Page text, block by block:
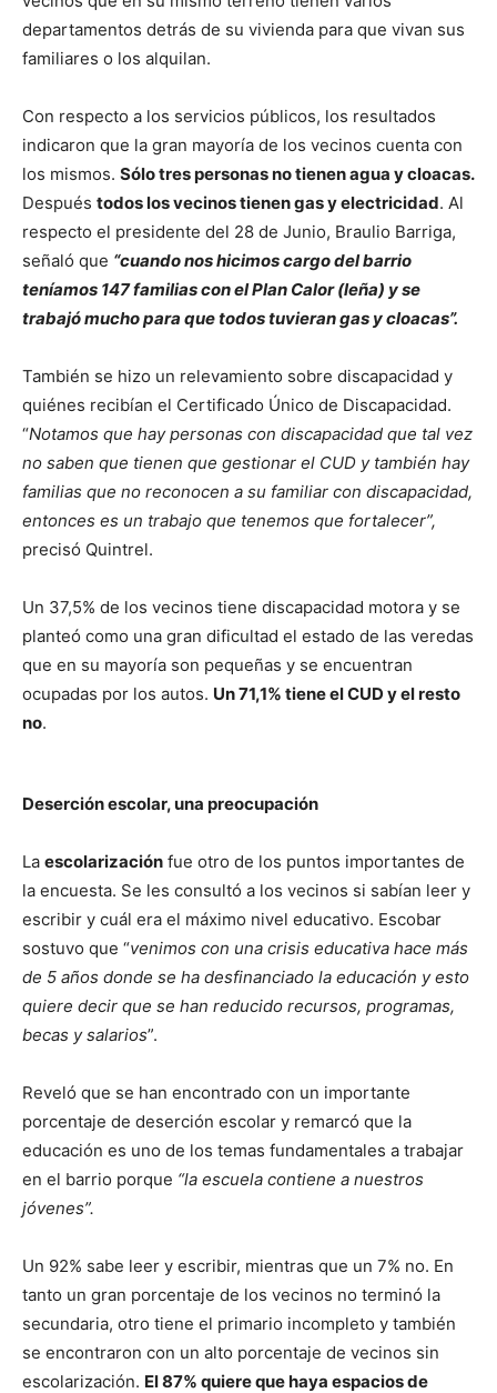
departamentos detrás de su vivienda para que vivan sus
familiares o los alquilan.
Con respecto a los servicios públicos, los resultados
indicaron que la gran mayoría de los vecinos cuenta con
los mismos. Sólo tres personas no tienen agua y cloacas.
Después todos los vecinos tienen gas y electricidad. Al
respecto el presidente del 28 de Junio, Braulio Barriga,
señaló que “cuando nos hicimos cargo del barrio
teníamos 147 familias con el Plan Calor (leña) y se
trabajó mucho para que todos tuvieran gas y cloacas”.
También se hizo un relevamiento sobre discapacidad y
quiénes recibían el Certificado Único de Discapacidad.
“Notamos que hay personas con discapacidad que tal vez
no saben que tienen que gestionar el CUD y también hay
familias que no reconocen a su familiar con discapacidad,
entonces es un trabajo que tenemos que fortalecer”,
precisó Quintrel.
Un 37,5% de los vecinos tiene discapacidad motora y se
planteó como una gran dificultad el estado de las veredas
que en su mayoría son pequeñas y se encuentran
ocupadas por los autos. Un 71,1% tiene el CUD y el resto
no.
Deserción escolar, una preocupación
La escolarización fue otro de los puntos importantes de
la encuesta. Se les consultó a los vecinos si sabían leer y
escribir y cuál era el máximo nivel educativo. Escobar
sostuvo que “venimos con una crisis educativa hace más
de 5 años donde se ha desfinanciado la educación y esto
quiere decir que se han reducido recursos, programas,
becas y salarios”.
Reveló que se han encontrado con un importante
porcentaje de deserción escolar y remarcó que la
educación es uno de los temas fundamentales a trabajar
en el barrio porque “la escuela contiene a nuestros
jóvenes”.
Un 92% sabe leer y escribir, mientras que un 7% no. En
tanto un gran porcentaje de los vecinos no terminó la
secundaria, otro tiene el primario incompleto y también
se encontraron con un alto porcentaje de vecinos sin
escolarización. El 87% quiere que haya espacios de